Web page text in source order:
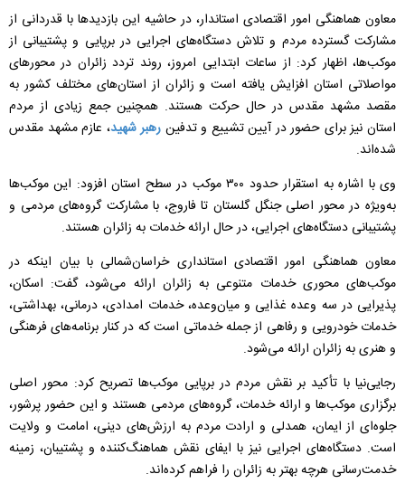
معاون هماهنگی امور اقتصادی استاندار، در حاشیه این بازدیدها با قدردانی از
مشارکت گسترده مردم و تلاش دستگاه‌های اجرایی در برپایی و پشتیبانی از
موکب‌ها، اظهار کرد: از ساعات ابتدایی امروز، روند تردد زائران در محورهای
مواصلاتی استان افزایش یافته است و زائران از استان‌های مختلف کشور به
مقصد مشهد مقدس در حال حرکت هستند. همچنین جمع زیادی از مردم
استان نیز برای حضور در آیین تشییع و تدفین رهبر شهید، عازم مشهد مقدس
شده‌اند.
وی با اشاره به استقرار حدود ۳۰۰ موکب در سطح استان افزود: این موکب‌ها
به‌ویژه در محور اصلی جنگل گلستان تا فاروج، با مشارکت گروه‌های مردمی و
پشتیبانی دستگاه‌های اجرایی، در حال ارائه خدمات به زائران هستند.
معاون هماهنگی امور اقتصادی استانداری خراسان‌شمالی با بیان اینکه در
موکب‌های محوری خدمات متنوعی به زائران ارائه می‌شود، گفت: اسکان،
پذیرایی در سه وعده غذایی و میان‌وعده، خدمات امدادی، درمانی، بهداشتی،
خدمات خودرویی و رفاهی از جمله خدماتی است که در کنار برنامه‌های فرهنگی
و هنری به زائران ارائه می‌شود.
رجایی‌نیا با تأکید بر نقش مردم در برپایی موکب‌ها تصریح کرد: محور اصلی
برگزاری موکب‌ها و ارائه خدمات، گروه‌های مردمی هستند و این حضور پرشور،
جلوه‌ای از ایمان، همدلی و ارادت مردم به ارزش‌های دینی، امامت و ولایت
است. دستگاه‌های اجرایی نیز با ایفای نقش هماهنگ‌کننده و پشتیبان، زمینه
خدمت‌رسانی هرچه بهتر به زائران را فراهم کرده‌اند.